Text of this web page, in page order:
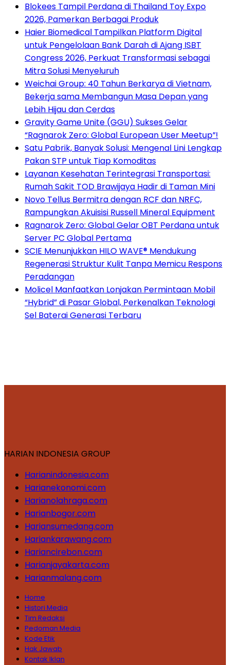
Blokees Tampil Perdana di Thailand Toy Expo
2026, Pamerkan Berbagai Produk
Haier Biomedical Tampilkan Platform Digital
untuk Pengelolaan Bank Darah di Ajang ISBT
Congress 2026, Perkuat Transformasi sebagai
Mitra Solusi Menyeluruh
Weichai Group: 40 Tahun Berkarya di Vietnam,
Bekerja sama Membangun Masa Depan yang
Lebih Hijau dan Cerdas
Gravity Game Unite (GGU) Sukses Gelar
“Ragnarok Zero: Global European User Meetup”!
Satu Pabrik, Banyak Solusi: Mengenal Lini Lengkap
Pakan STP untuk Tiap Komoditas
Layanan Kesehatan Terintegrasi Transportasi:
Rumah Sakit TOD Brawijaya Hadir di Taman Mini
Novo Tellus Bermitra dengan RCF dan NRFC,
Rampungkan Akuisisi Russell Mineral Equipment
Ragnarok Zero: Global Gelar OBT Perdana untuk
Server PC Global Pertama
SCIE Menunjukkan HILO WAVE® Mendukung
Regenerasi Struktur Kulit Tanpa Memicu Respons
Peradangan
Molicel Manfaatkan Lonjakan Permintaan Mobil
“Hybrid” di Pasar Global, Perkenalkan Teknologi
Sel Baterai Generasi Terbaru
HARIAN INDONESIA GROUP
Harianindonesia.com
Harianekonomi.com
Harianolahraga.com
Harianbogor.com
Hariansumedang.com
Hariankarawang.com
Hariancirebon.com
Harianjayakarta.com
Harianmalang.com
Home
Histori Media
Tim Redaksi
Pedoman Media
Kode Etik
Hak Jawab
Kontak Iklan